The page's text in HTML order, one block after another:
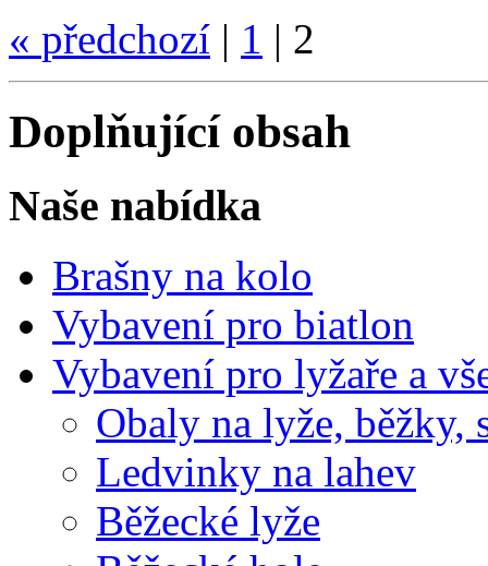
« předchozí | 1 | 2
Doplňující obsah
Naše nabídka
Brašny na kolo
Vybavení pro biatlon
Vybavení pro lyžaře a
Obaly na lyže, běžky,
Ledvinky na lahev
Běžecké lyže